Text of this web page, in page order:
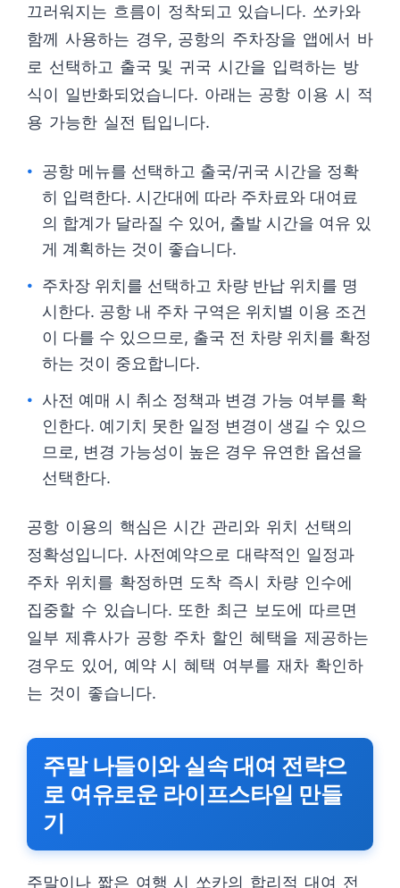
끄러워지는 흐름이 정착되고 있습니다. 쏘카와
함께 사용하는 경우, 공항의 주차장을 앱에서 바
로 선택하고 출국 및 귀국 시간을 입력하는 방
식이 일반화되었습니다. 아래는 공항 이용 시 적
용 가능한 실전 팁입니다.
공항 메뉴를 선택하고 출국/귀국 시간을 정확
히 입력한다. 시간대에 따라 주차료와 대여료
의 합계가 달라질 수 있어, 출발 시간을 여유 있
게 계획하는 것이 좋습니다.
주차장 위치를 선택하고 차량 반납 위치를 명
시한다. 공항 내 주차 구역은 위치별 이용 조건
이 다를 수 있으므로, 출국 전 차량 위치를 확정
하는 것이 중요합니다.
사전 예매 시 취소 정책과 변경 가능 여부를 확
인한다. 예기치 못한 일정 변경이 생길 수 있으
므로, 변경 가능성이 높은 경우 유연한 옵션을
선택한다.
공항 이용의 핵심은 시간 관리와 위치 선택의
정확성입니다. 사전예약으로 대략적인 일정과
주차 위치를 확정하면 도착 즉시 차량 인수에
집중할 수 있습니다. 또한 최근 보도에 따르면
일부 제휴사가 공항 주차 할인 혜택을 제공하는
경우도 있어, 예약 시 혜택 여부를 재차 확인하
는 것이 좋습니다.
주말 나들이와 실속 대여 전략으
로 여유로운 라이프스타일 만들
기
주말이나 짧은 여행 시 쏘카의 합리적 대여 전